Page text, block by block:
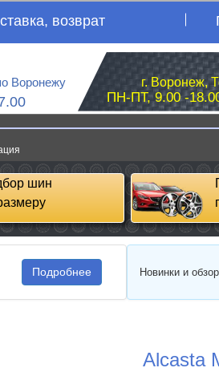
возврат
Воронежу г. Воронеж,
ПН-ПТ, 9.00 -
шин
Подробнее Новинки и
Alcasta